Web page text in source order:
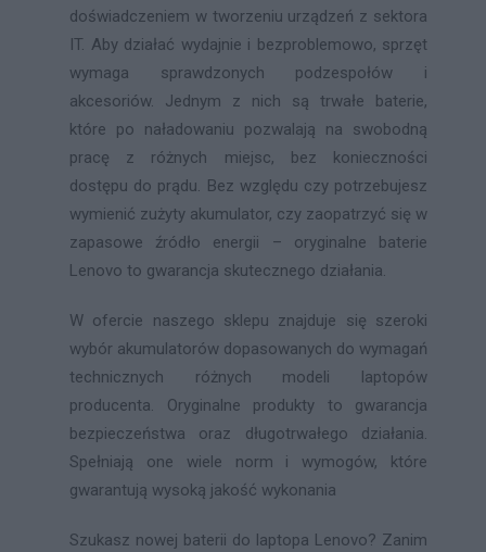
doświadczeniem w tworzeniu urządzeń z sektora
IT. Aby działać wydajnie i bezproblemowo, sprzęt
wymaga sprawdzonych podzespołów i
akcesoriów. Jednym z nich są trwałe baterie,
które po naładowaniu pozwalają na swobodną
pracę z różnych miejsc, bez konieczności
dostępu do prądu. Bez względu czy potrzebujesz
wymienić zużyty akumulator, czy zaopatrzyć się w
zapasowe źródło energii – oryginalne baterie
Lenovo to gwarancja skutecznego działania.
W ofercie naszego sklepu znajduje się szeroki
wybór akumulatorów dopasowanych do wymagań
technicznych różnych modeli laptopów
producenta. Oryginalne produkty to gwarancja
bezpieczeństwa oraz długotrwałego działania.
Spełniają one wiele norm i wymogów, które
gwarantują wysoką jakość wykonania
Szukasz nowej baterii do laptopa Lenovo? Zanim